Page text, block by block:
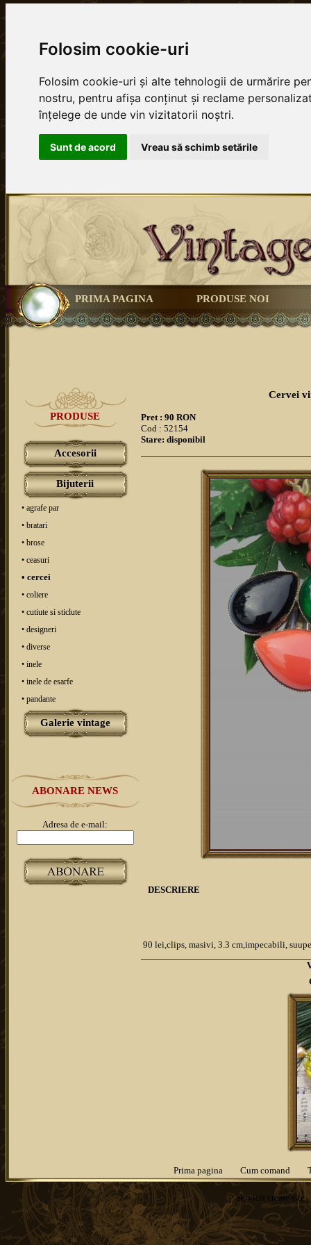
Folosim cookie-uri
Folosim cookie-uri și alte tehnologii de urmărire
nostru, pentru afișa conținut și reclame
înțelege de unde vin vizitatorii noștri.
Sunt de acord Vreau să schimb setările
PRIMA PAGINA PRODUSE NOI
PRODUSE
Accesorii
Bijuterii
• agrafe par
• bratari
• brose
• ceasuri
• cercei
• coliere
• cutiute si sticlute
• designeri
• diverse
• inele
• inele de esarfe
• pandante
Galerie vintage
ABONARE NEWS
Adresa de e-mail:
Cervei
Pret : 90 RON
Cod : 52154
Stare: disponibil
DESCRIERE
90 lei,clips, masivi, 3.3 cm,impecabili,
Prima pagina Cum comand
Servicii creare site